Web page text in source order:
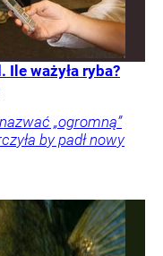
Ile ważyła ryba?
„ogromną”
by padł nowy